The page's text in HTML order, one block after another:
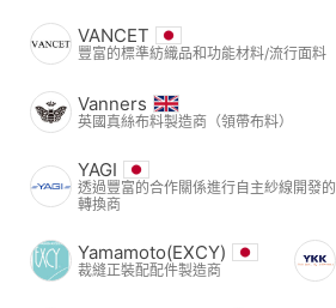
VANCET
豐富的標準紡織品和功能材料/流行面料
Vanners
英國真絲布料製造商（領帶布料）
YAGI
透過豐富的合作關係進行自主紗線開發的
轉換商
Yamamoto(EXCY)
裁縫正裝配配件製造商